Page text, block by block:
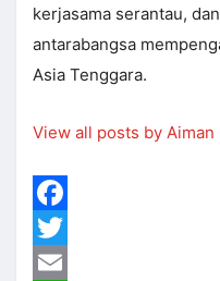
kerjasama serantau,
antarabangsa
Asia Tenggara.
View all posts by Aiman
Facebook
Twitter